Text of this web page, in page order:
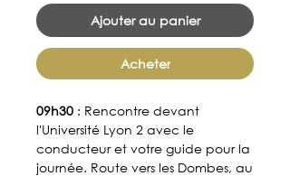
Ajouter au panier
Acheter
09h30 : Rencontre devant
l'Université Lyon 2 avec le
conducteur et votre guide pour la
journée. Route vers les Dombes, au